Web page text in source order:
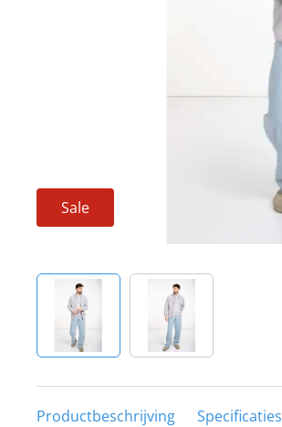
Boten, toebehoren en fun
Meubels en lifestyle
Sale
Productbeschrijving Specificaties